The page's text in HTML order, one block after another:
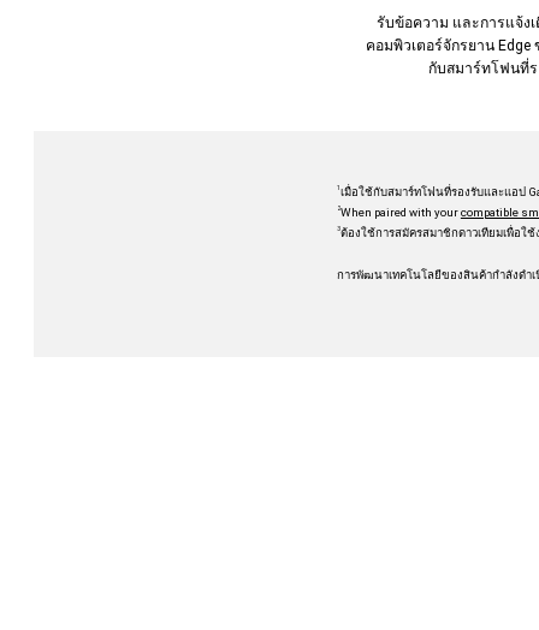
รับข้อความ และการแจ้ง
คอมพิวเตอร์จักรยาน
กับสมาร์ทโฟนที่ร
1เมื่อใช้กับสมาร์ทโฟนที่รองรับและแอป
2When paired with yourcompatible
3ต้องใช้การสมัครสมาชิกดาวเทียมเพื่อ
การพัฒนาเทคโนโลยีของสินค้ากำลังดำ